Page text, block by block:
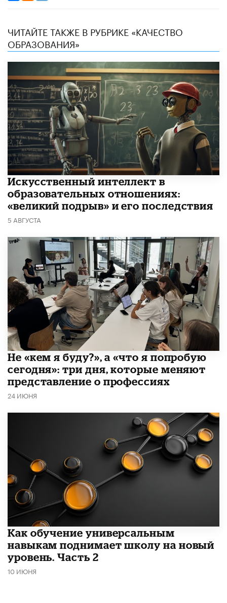
ЧИТАЙТЕ ТАКЖЕ В РУБРИКЕ «КАЧЕСТВО
ОБРАЗОВАНИЯ»
​Искусственный интеллект в
образовательных отношениях:
«великий подрыв» и его последствия
5 АВГУСТА
Не «кем я буду?», а «что я попробую
сегодня»: три дня, которые меняют
представление о профессиях
24 ИЮНЯ
​Как обучение универсальным
навыкам поднимает школу на новый
уровень. Часть 2
10 ИЮНЯ